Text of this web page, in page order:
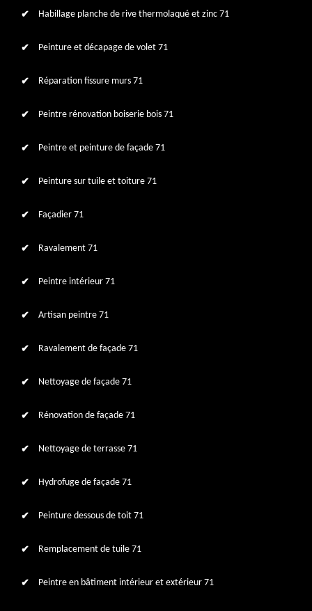
Habillage planche de rive thermolaqué et zinc 71
Peinture et décapage de volet 71
Réparation fissure murs 71
Peintre rénovation boiserie bois 71
Peintre et peinture de façade 71
Peinture sur tuile et toiture 71
Façadier 71
Ravalement 71
Peintre intérieur 71
Artisan peintre 71
Ravalement de façade 71
Nettoyage de façade 71
Rénovation de façade 71
Nettoyage de terrasse 71
Hydrofuge de façade 71
Peinture dessous de toit 71
Remplacement de tuile 71
Peintre en bâtiment intérieur et extérieur 71